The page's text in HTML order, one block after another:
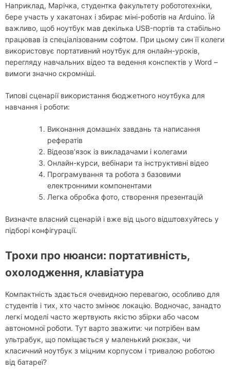
Наприклад, Марічка, студентка факультету робототехніки,
бере участь у хакатонах і збирає міні-роботів на Arduino. Їй
важливо, щоб ноутбук мав декілька USB-портів та стабільно
працював із спеціалізованим софтом. При цьому син її колеги
використовує портативний ноутбук для онлайн-уроків,
перегляду навчальних відео та ведення конспектів у Word –
вимоги значно скромніші.
Типові сценарії використання бюджетного ноутбука для
навчання і роботи:
Виконання домашніх завдань та написання
рефератів
Відеозв’язок із викладачами і колегами
Онлайн-курси, вебінари та інструктивні відео
Програмування та робота з базовими
електронними компонентами
Легка обробка фото, створення презентацій
Визначте власний сценарій і вже від цього відштовхуйтесь у
підборі конфігурації.
Трохи про нюанси: портативність,
охолодження, клавіатура
Компактність здається очевидною перевагою, особливо для
студентів і тих, хто часто змінює локацію. Водночас, занадто
легкі моделі часто жертвують якістю збірки або часом
автономної роботи. Тут варто зважити: чи потрібен вам
ультрабук, що поміщається у маленький рюкзак, чи
класичний ноутбук з міцним корпусом і тривалою роботою
від батареї?